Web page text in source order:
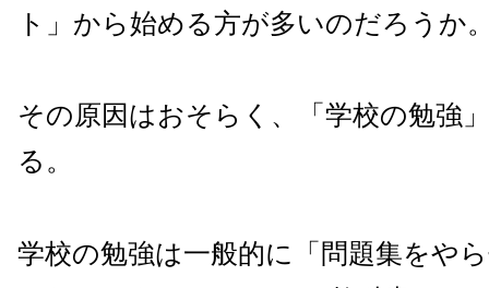
ト」から始める方が多いのだろうか
その原因はおそらく、「学校の勉強
る。
学校の勉強は一般的に「問題集をや